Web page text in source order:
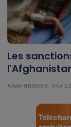
Religion
Gallery
LifeStyle
Les
Alain NDOUCK Mar